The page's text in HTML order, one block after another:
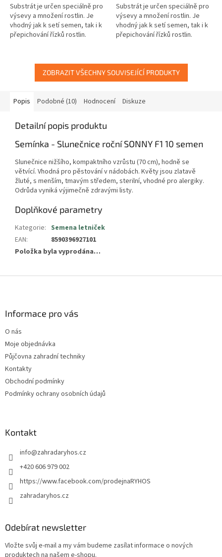
Substrát je určen speciálně pro
výsevy a množení rostlin. Je
vhodný jak k setí semen, tak i k
přepichování řízků rostlin.
Substrát je určen speciálně pro
výsevy a množení rostlin. Je
vhodný jak k setí semen, tak i k
přepichování řízků rostlin.
ZOBRAZIT VŠECHNY SOUVISEJÍCÍ PRODUKTY
Popis Podobné (10) Hodnocení Diskuze
Detailní popis produktu
Semínka - Slunečnice roční SONNY F1 10 semen
Slunečnice nižšího, kompaktního vzrůstu (70 cm), hodně se
větvící. Vhodná pro pěstování v nádobách. Květy jsou zlatavě
žluté, s menším, tmavým středem, sterilní, vhodné pro alergiky.
Odrůda vyniká výjimečně zdravými listy.
Doplňkové parametry
Kategorie: Semena letniček
EAN:
8590396927101
Položka byla vyprodána…
Informace pro vás
O nás
Moje objednávka
Půjčovna zahradní techniky
Kontakty
Obchodní podmínky
Podmínky ochrany osobních údajů
Kontakt
info@zahradaryhos.cz
+420 606 979 002
https://www.facebook.com/prodejnaRYHOS
zahradaryhos.cz
Odebírat newsletter
Vložte svůj e-mail a my vám budeme zasílat informace o nových
produktech na našem e-shopu.